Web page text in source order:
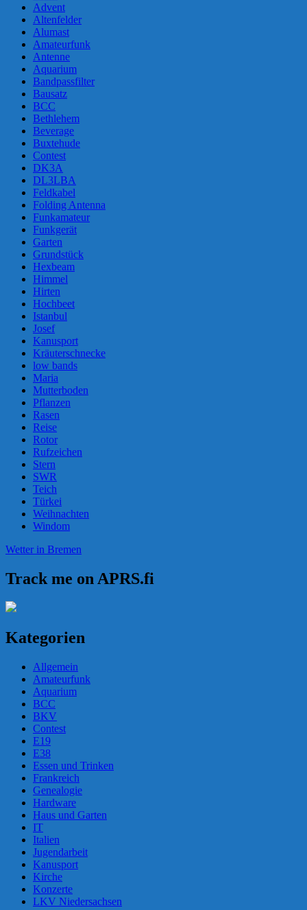
Advent
Altenfelder
Alumast
Amateurfunk
Antenne
Aquarium
Bandpassfilter
Bausatz
BCC
Bethlehem
Beverage
Buxtehude
Contest
DK3A
DL3LBA
Feldkabel
Folding Antenna
Funkamateur
Funkgerät
Garten
Grundstück
Hexbeam
Himmel
Hirten
Hochbeet
Istanbul
Josef
Kanusport
Kräuterschnecke
low bands
Maria
Mutterboden
Pflanzen
Rasen
Reise
Rotor
Rufzeichen
Stern
SWR
Teich
Türkei
Weihnachten
Windom
Wetter in Bremen
Track me on APRS.fi
Kategorien
Allgemein
Amateurfunk
Aquarium
BCC
BKV
Contest
E19
E38
Essen und Trinken
Frankreich
Genealogie
Hardware
Haus und Garten
IT
Italien
Jugendarbeit
Kanusport
Kirche
Konzerte
LKV Niedersachsen